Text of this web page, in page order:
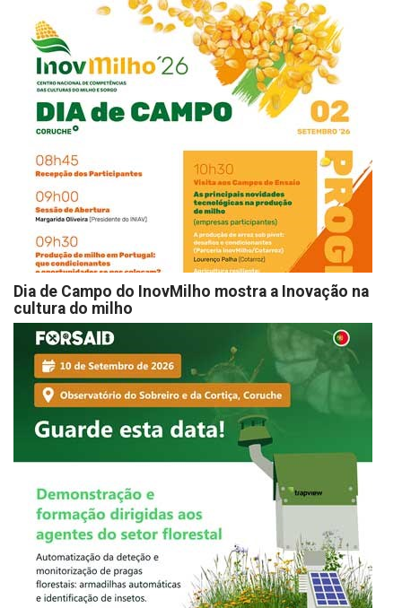
Dia de Campo do InovMilho mostra a Inovação na
cultura do milho